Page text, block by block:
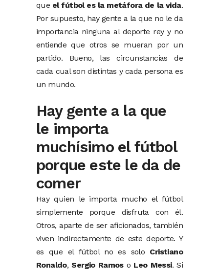
que el fútbol es la metáfora de la vida.
Por supuesto, hay gente a la que no le da
importancia ninguna al deporte rey y no
entiende que otros se mueran por un
partido. Bueno, las circunstancias de
cada cual son distintas y cada persona es
un mundo.
Hay gente a la que
le importa
muchísimo el fútbol
porque este le da de
comer
Hay quien le importa mucho el fútbol
simplemente porque disfruta con él.
Otros, aparte de ser aficionados, también
viven indirectamente de este deporte. Y
es que el fútbol no es solo Cristiano
Ronaldo,Sergio Ramoso Leo Messi. Si